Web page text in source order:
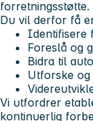
forretningsstøtte.
Du vil derfor få
Identifisere
Foreslå og
Bidra til
Utforske
Vi utfordrer
kontinuerlig